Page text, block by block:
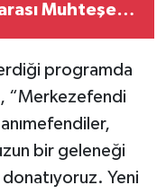
Muhteşem
programda
, “Merkezefendi
bir geleneği
donatıyoruz. Yeni